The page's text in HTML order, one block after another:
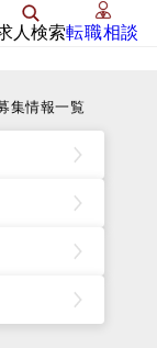
人検索転職相談
集情報一覧